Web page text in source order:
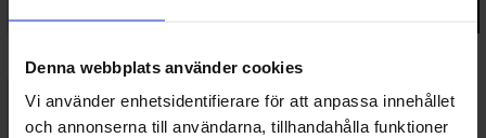
Denna webbplats använder cookies
Vi använder enhetsidentifierare för att anpassa innehållet
och annonserna till användarna, tillhandahålla funktioner
Norrland